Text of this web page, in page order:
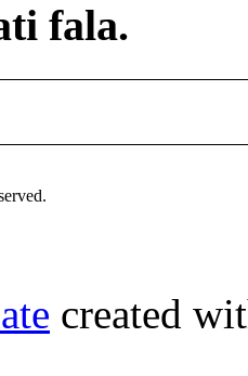
fala.
created